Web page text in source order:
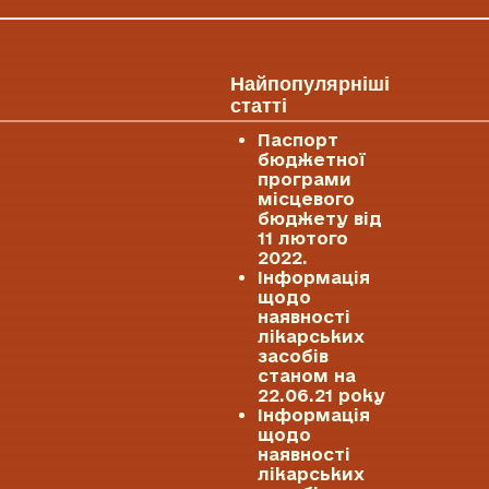
Найпопулярніші
статті
Паспорт
бюджетної
програми
місцевого
бюджету від
11 лютого
2022.
Інформація
щодо
наявності
лікарських
засобів
станом на
22.06.21 року
Інформація
щодо
наявності
лікарських